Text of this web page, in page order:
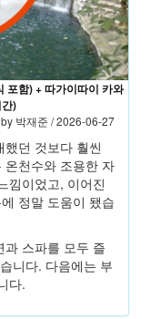
포함) + 따가이따이 카와
)
by 박재준 / 2026-06-27
던 것보다 훨씬
온천수와 조용한 자
낌이었고, 이어진
정말 도움이 됐습
스파를 모두 즐
니다. 다음에는 부
다.